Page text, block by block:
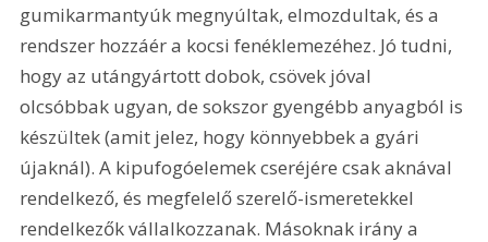
gumikarmantyúk megnyúltak, elmozdultak, és a
rendszer hozzáér a kocsi fenéklemezéhez. Jó tudni,
hogy az utángyártott dobok, csövek jóval
olcsóbbak ugyan, de sokszor gyengébb anyagból is
készültek (amit jelez, hogy könnyebbek a gyári
újaknál). A kipufogóelemek cseréjére csak aknával
rendelkező, és megfelelő szerelő-ismeretekkel
rendelkezők vállalkozzanak. Másoknak irány a